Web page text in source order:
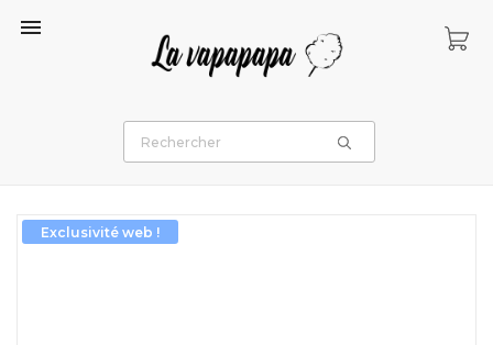

Exclusivité web !